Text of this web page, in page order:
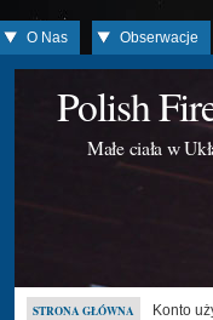
O Nas Obserwacje
Polish
Małe ciała w
STRONA GŁÓWNA Konto